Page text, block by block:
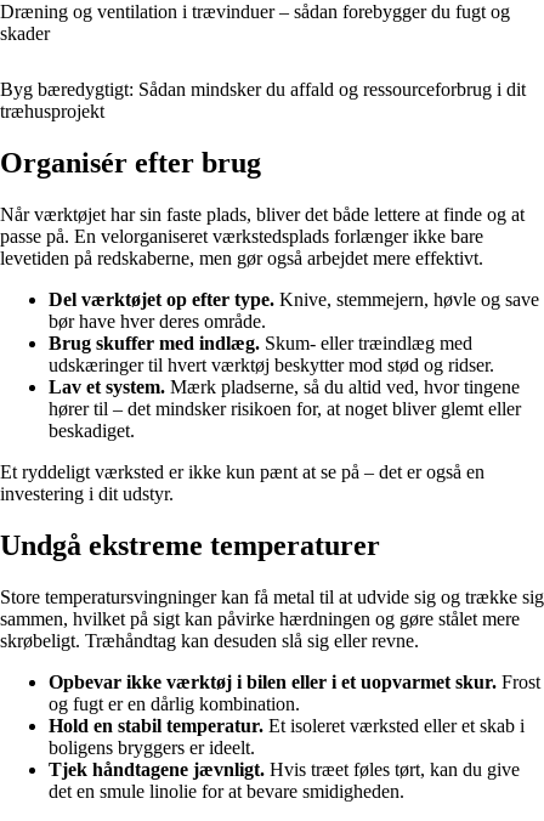
Dræning og ventilation i trævinduer – sådan forebygger du fugt og
skader
Byg bæredygtigt: Sådan mindsker du affald og ressourceforbrug i dit
træhusprojekt
Organisér efter brug
Når værktøjet har sin faste plads, bliver det både lettere at finde og at
passe på. En velorganiseret værkstedsplads forlænger ikke bare
levetiden på redskaberne, men gør også arbejdet mere effektivt.
Del værktøjet op efter type. Knive, stemmejern, høvle og save
bør have hver deres område.
Brug skuffer med indlæg. Skum- eller træindlæg med
udskæringer til hvert værktøj beskytter mod stød og ridser.
Lav et system. Mærk pladserne, så du altid ved, hvor tingene
hører til – det mindsker risikoen for, at noget bliver glemt eller
beskadiget.
Et ryddeligt værksted er ikke kun pænt at se på – det er også en
investering i dit udstyr.
Undgå ekstreme temperaturer
Store temperatursvingninger kan få metal til at udvide sig og trække sig
sammen, hvilket på sigt kan påvirke hærdningen og gøre stålet mere
skrøbeligt. Træhåndtag kan desuden slå sig eller revne.
Opbevar ikke værktøj i bilen eller i et uopvarmet skur. Frost
og fugt er en dårlig kombination.
Hold en stabil temperatur. Et isoleret værksted eller et skab i
boligens bryggers er ideelt.
Tjek håndtagene jævnligt. Hvis træet føles tørt, kan du give
det en smule linolie for at bevare smidigheden.